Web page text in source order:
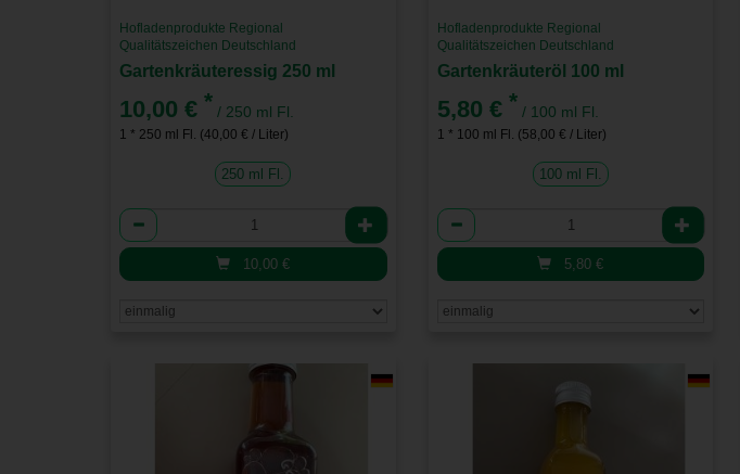
Hofladenprodukte Regional
Qualitätszeichen Deutschland
Gartenkräuteressig 250 ml
10,00 € * / 250 ml Fl.
1 * 250 ml Fl. (40,00 € / Liter)
250 ml Fl.
Anzahl
10,00€
Hofladenprodukte Regional
Qualitätszeichen Deutschland
Gartenkräuteröl 100 ml
5,80 €* / 100 ml Fl.
1 * 100 ml Fl. (58,00 € / Liter)
100 ml Fl.
Anzahl
5,80€